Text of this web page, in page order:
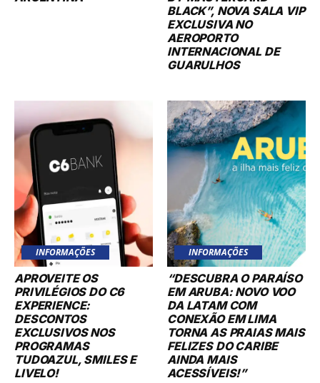
BLACK”, NOVA SALA VIP
EXCLUSIVA NO
AEROPORTO
INTERNACIONAL DE
GUARULHOS
INFORMAÇÕES
APROVEITE OS
PRIVILÉGIOS DO C6
EXPERIENCE:
DESCONTOS
EXCLUSIVOS NOS
PROGRAMAS
TUDOAZUL, SMILES E
LIVELO!
INFORMAÇÕES
“DESCUBRA O PARAÍSO
EM ARUBA: NOVO VOO
DA LATAM COM
CONEXÃO EM LIMA
TORNA AS PRAIAS MAIS
FELIZES DO CARIBE
AINDA MAIS
ACESSÍVEIS!”